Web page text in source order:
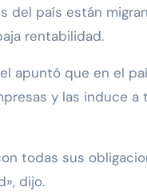
del país están
rentabilidad.
apuntó que en el
y las induce a
todas sus
dijo.